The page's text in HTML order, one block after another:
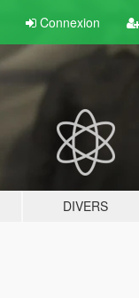
Connexion
DIVERS